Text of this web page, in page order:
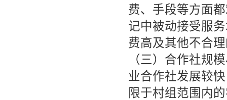
费、手段等方面
记中被动接受服
费高及其他不合
（三）合作社规
业合作社发展较
限于村组范围内